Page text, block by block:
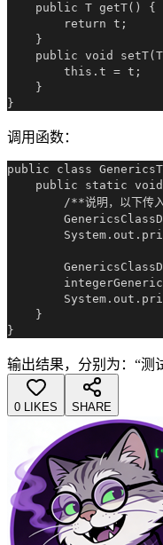
    public T getT() {
        return t;
    }
public void
        this.t = t;
    }
调用函数：
public class
public static
/**说明，以下传
    }
输出结果，分别为：“测
0 LIKES SHARE